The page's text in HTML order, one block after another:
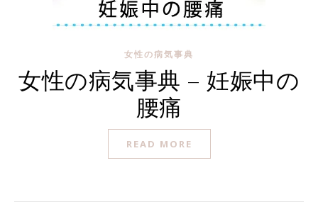
女性の病気事典
女性の病気事典 – 妊娠中の
腰痛
READ MORE